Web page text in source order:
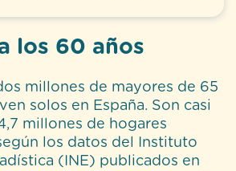
los 60 años
millones de mayores de 65
solos en España. Son casi
millones de hogares
los datos del Instituto
(INE) publicados en